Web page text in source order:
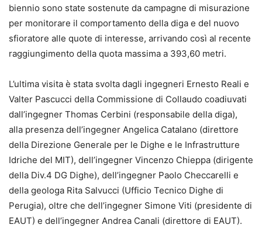
biennio sono state sostenute da campagne di misurazione
per monitorare il comportamento della diga e del nuovo
sfioratore alle quote di interesse, arrivando così al recente
raggiungimento della quota massima a 393,60 metri.
L’ultima visita è stata svolta dagli ingegneri Ernesto Reali e
Valter Pascucci della Commissione di Collaudo coadiuvati
dall’ingegner Thomas Cerbini (responsabile della diga),
alla presenza dell’ingegner Angelica Catalano (direttore
della Direzione Generale per le Dighe e le Infrastrutture
Idriche del MIT), dell’ingegner Vincenzo Chieppa (dirigente
della Div.4 DG Dighe), dell’ingegner Paolo Checcarelli e
della geologa Rita Salvucci (Ufficio Tecnico Dighe di
Perugia), oltre che dell’ingegner Simone Viti (presidente di
EAUT) e dell’ingegner Andrea Canali (direttore di EAUT).